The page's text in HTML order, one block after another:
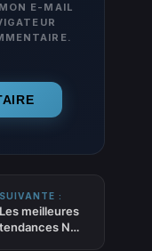
E-MAIL
SUIVANTE :
Les meilleures
tendances NBA